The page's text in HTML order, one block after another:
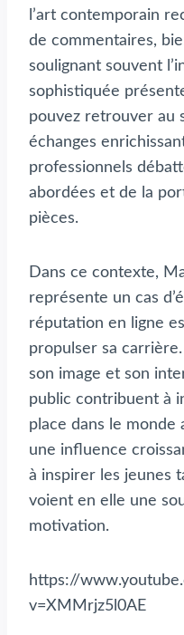
l’art contemporain
de commentaires,
soulignant souvent
sophistiquée
pouvez retrouver au
échanges
professionnels
abordées et de la
pièces.
Dans ce contexte,
représente un cas
réputation en ligne
propulser sa
son image et son
public contribuent à
place dans le monde
une influence
à inspirer les jeunes
voient en elle une
motivation.
https://
v=XMMrjz5l0AE